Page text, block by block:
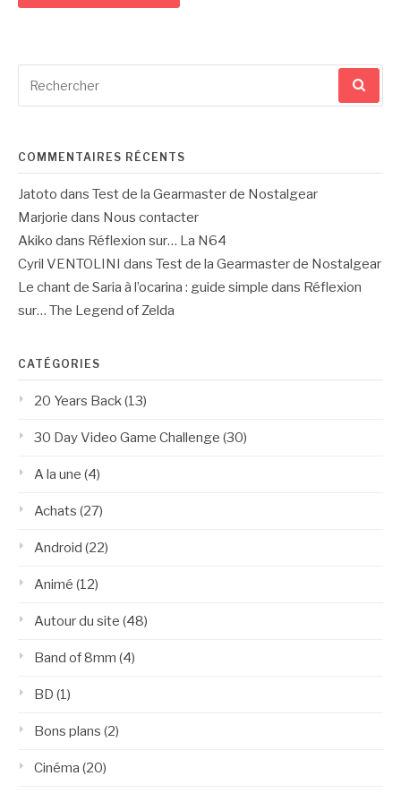
pour
COMMENTAIRES RÉCENTS
Jatoto dans Test de la Gearmaster de Nostalgear
Marjorie dans Nous contacter
Akiko dans Réflexion sur… La N64
Cyril VENTOLINI dans Test de la Gearmaster de Nostalgear
Le chant de Saria à l’ocarina : guide simple dans Réflexion
sur… The Legend of Zelda
CATÉGORIES
20 Years Back(13)
30 Day Video Game Challenge (30)
A la une (4)
Achats (27)
Android (22)
Animé (12)
Autour du site (48)
Band of 8mm (4)
BD (1)
Bons plans (2)
Cinéma (20)